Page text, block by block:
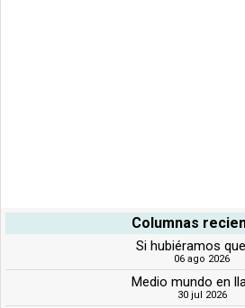
Columnas
Si hubiéramos
06 ago 2026
Medio mundo en
30 jul 2026